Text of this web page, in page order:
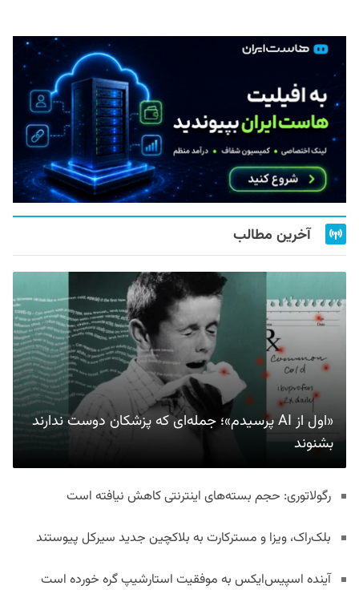
آخرین مطالب
«اول از AI پرسیدم»؛ جمله‌ای که پزشکان دوست ندارند
بشنوند
رگولاتوری: حجم بسته‌های اینترنتی کاهش نیافته است
بلک‌راک، ویزا و مسترکارت به بلاکچین جدید سیرکل پیوستند
آینده اسپیس‌ایکس به موفقیت استارشیپ گره خورده است